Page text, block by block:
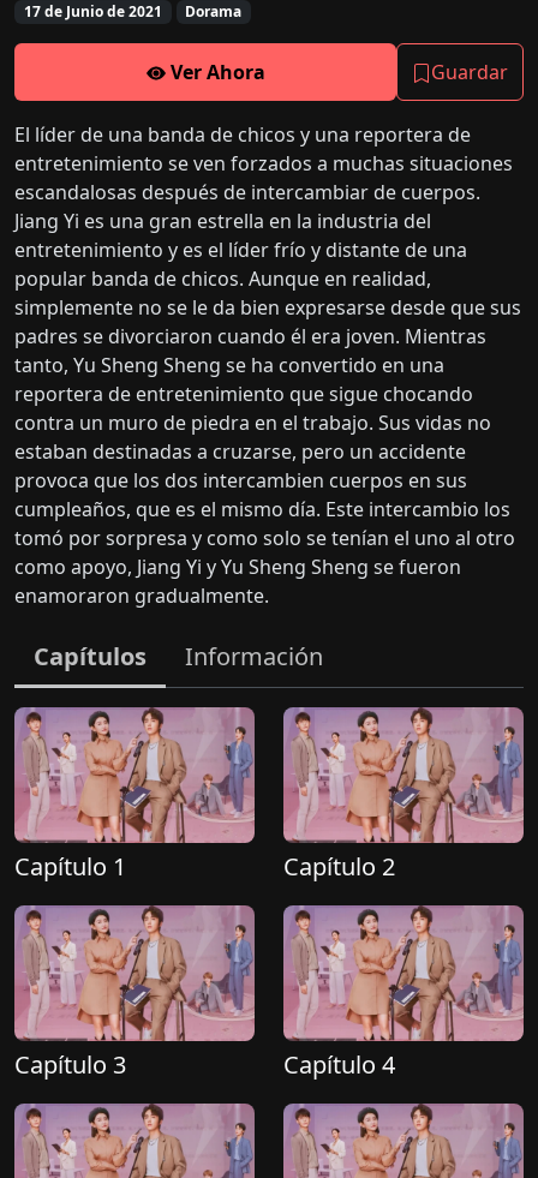
17 de Junio de 2021 Dorama
Ver Ahora Guardar
El líder de una banda de chicos y una reportera de
entretenimiento se ven forzados a muchas situaciones
escandalosas después de intercambiar de cuerpos.
Jiang Yi es una gran estrella en la industria del
entretenimiento y es el líder frío y distante de una
popular banda de chicos. Aunque en realidad,
simplemente no se le da bien expresarse desde que sus
padres se divorciaron cuando él era joven. Mientras
tanto, Yu Sheng Sheng se ha convertido en una
reportera de entretenimiento que sigue chocando
contra un muro de piedra en el trabajo. Sus vidas no
estaban destinadas a cruzarse, pero un accidente
provoca que los dos intercambien cuerpos en sus
cumpleaños, que es el mismo día. Este intercambio los
tomó por sorpresa y como solo se tenían el uno al otro
como apoyo, Jiang Yi y Yu Sheng Sheng se fueron
enamoraron gradualmente.
Capítulos Información
Capítulo 1 Capítulo 2
Capítulo 3 Capítulo 4